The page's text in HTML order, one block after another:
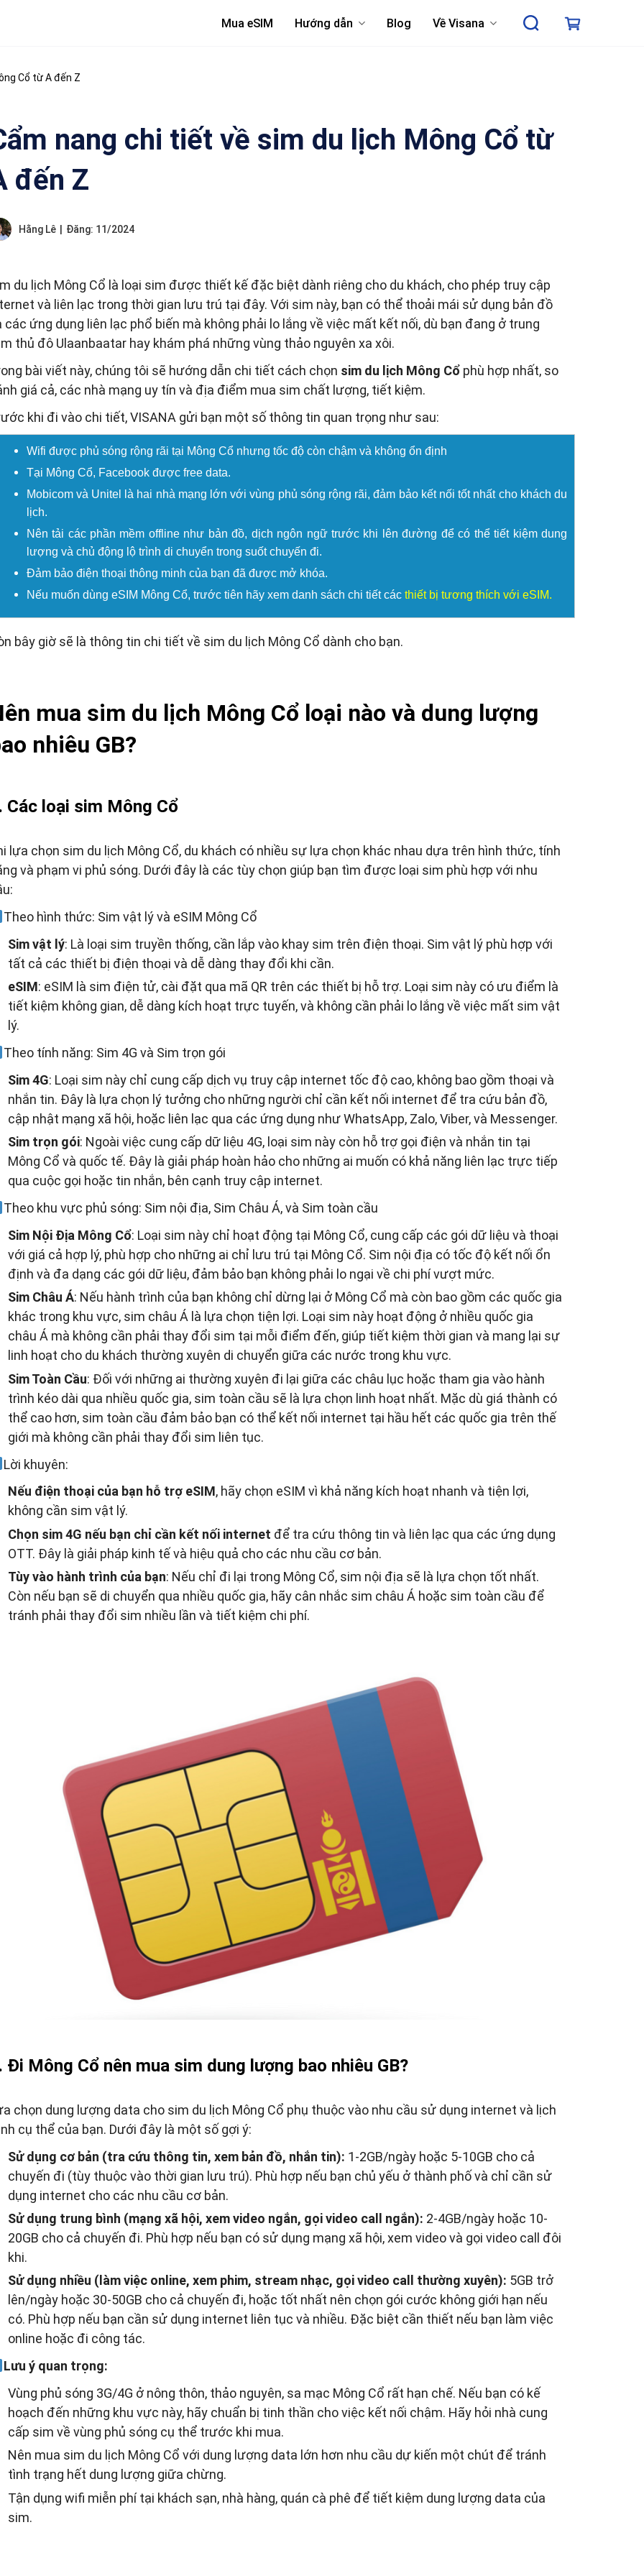
Mua eSIM Hướng dẫn Blog Về Visana
Cổ từ A đến Z
nang chi tiết về sim du lịch Mông Cổ từ
đến Z
Hằng Lê Đăng: 11/2024
du lịch Mông Cổ là loại sim được thiết kế đặc biệt dành riêng cho du khách, cho phép truy cập
và liên lạc trong thời gian lưu trú tại đây. Với sim này, bạn có thể thoải mái sử dụng bản đồ
các ứng dụng liên lạc phổ biến mà không phải lo lắng về việc mất kết nối, dù bạn đang ở trung
thủ đô Ulaanbaatar hay khám phá những vùng thảo nguyên xa xôi.
bài viết này, chúng tôi sẽ hướng dẫn chi tiết cách chọn sim du lịch Mông Cổ phù hợp nhất, so
giá cả, các nhà mạng uy tín và địa điểm mua sim chất lượng, tiết kiệm.
khi đi vào chi tiết, VISANA gửi bạn một số thông tin quan trọng như sau:
Wifi được phủ sóng rộng rãi tại Mông Cổ nhưng tốc độ còn chậm và không ổn định
Tại Mông Cổ, Facebook được free data.
Mobicom và Unitel là hai nhà mạng lớn với vùng phủ sóng rộng rãi, đảm bảo kết nối tốt nhất cho khách du
lịch.
Nên tải các phần mềm offline như bản đồ, dịch ngôn ngữ trước khi lên đường để có thể tiết kiệm dung
lượng và chủ động lộ trình di chuyển trong suốt chuyến đi.
Đảm bảo điện thoại thông minh của bạn đã được mở khóa.
Nếu muốn dùng eSIM Mông Cổ, trước tiên hãy xem danh sách chi tiết các thiết bị tương thích với eSIM.
bây giờ sẽ là thông tin chi tiết về sim du lịch Mông Cổ dành cho bạn.
mua sim du lịch Mông Cổ loại nào và dung lượng
nhiêu GB?
Các loại sim Mông Cổ
lựa chọn sim du lịch Mông Cổ, du khách có nhiều sự lựa chọn khác nhau dựa trên hình thức, tính
và phạm vi phủ sóng. Dưới đây là các tùy chọn giúp bạn tìm được loại sim phù hợp với nhu
Theo hình thức: Sim vật lý và eSIM Mông Cổ
Sim vật lý: Là loại sim truyền thống, cần lắp vào khay sim trên điện thoại. Sim vật lý phù hợp với
tất cả các thiết bị điện thoại và dễ dàng thay đổi khi cần.
eSIM: eSIM là sim điện tử, cài đặt qua mã QR trên các thiết bị hỗ trợ. Loại sim này có ưu điểm là
tiết kiệm không gian, dễ dàng kích hoạt trực tuyến, và không cần phải lo lắng về việc mất sim vật
lý.
Theo tính năng: Sim 4G và Sim trọn gói
Sim 4G: Loại sim này chỉ cung cấp dịch vụ truy cập internet tốc độ cao, không bao gồm thoại và
nhắn tin. Đây là lựa chọn lý tưởng cho những người chỉ cần kết nối internet để tra cứu bản đồ,
cập nhật mạng xã hội, hoặc liên lạc qua các ứng dụng như WhatsApp, Zalo, Viber, và Messenger.
Sim trọn gói: Ngoài việc cung cấp dữ liệu 4G, loại sim này còn hỗ trợ gọi điện và nhắn tin tại
Mông Cổ và quốc tế. Đây là giải pháp hoàn hảo cho những ai muốn có khả năng liên lạc trực tiếp
qua cuộc gọi hoặc tin nhắn, bên cạnh truy cập internet.
Theo khu vực phủ sóng: Sim nội địa, Sim Châu Á, và Sim toàn cầu
Sim Nội Địa Mông Cổ: Loại sim này chỉ hoạt động tại Mông Cổ, cung cấp các gói dữ liệu và thoại
với giá cả hợp lý, phù hợp cho những ai chỉ lưu trú tại Mông Cổ. Sim nội địa có tốc độ kết nối ổn
định và đa dạng các gói dữ liệu, đảm bảo bạn không phải lo ngại về chi phí vượt mức.
Sim Châu Á: Nếu hành trình của bạn không chỉ dừng lại ở Mông Cổ mà còn bao gồm các quốc gia
khác trong khu vực, sim châu Á là lựa chọn tiện lợi. Loại sim này hoạt động ở nhiều quốc gia
châu Á mà không cần phải thay đổi sim tại mỗi điểm đến, giúp tiết kiệm thời gian và mang lại sự
linh hoạt cho du khách thường xuyên di chuyển giữa các nước trong khu vực.
Sim Toàn Cầu: Đối với những ai thường xuyên đi lại giữa các châu lục hoặc tham gia vào hành
trình kéo dài qua nhiều quốc gia, sim toàn cầu sẽ là lựa chọn linh hoạt nhất. Mặc dù giá thành có
thể cao hơn, sim toàn cầu đảm bảo bạn có thể kết nối internet tại hầu hết các quốc gia trên thế
giới mà không cần phải thay đổi sim liên tục.
Lời khuyên:
Nếu điện thoại của bạn hỗ trợ eSIM, hãy chọn eSIM vì khả năng kích hoạt nhanh và tiện lợi,
không cần sim vật lý.
Chọn sim 4G nếu bạn chỉ cần kết nối internet để tra cứu thông tin và liên lạc qua các ứng dụng
OTT. Đây là giải pháp kinh tế và hiệu quả cho các nhu cầu cơ bản.
Tùy vào hành trình của bạn: Nếu chỉ đi lại trong Mông Cổ, sim nội địa sẽ là lựa chọn tốt nhất.
Còn nếu bạn sẽ di chuyển qua nhiều quốc gia, hãy cân nhắc sim châu Á hoặc sim toàn cầu để
tránh phải thay đổi sim nhiều lần và tiết kiệm chi phí.
Đi Mông Cổ nên mua sim dung lượng bao nhiêu GB?
chọn dung lượng data cho sim du lịch Mông Cổ phụ thuộc vào nhu cầu sử dụng internet và lịch
cụ thể của bạn. Dưới đây là một số gợi ý:
Sử dụng cơ bản (tra cứu thông tin, xem bản đồ, nhắn tin): 1-2GB/ngày hoặc 5-10GB cho cả
chuyến đi (tùy thuộc vào thời gian lưu trú). Phù hợp nếu bạn chủ yếu ở thành phố và chỉ cần sử
dụng internet cho các nhu cầu cơ bản.
Sử dụng trung bình (mạng xã hội, xem video ngắn, gọi video call ngắn): 2-4GB/ngày hoặc 10-
20GB cho cả chuyến đi. Phù hợp nếu bạn có sử dụng mạng xã hội, xem video và gọi video call đôi
khi.
Sử dụng nhiều (làm việc online, xem phim, stream nhạc, gọi video call thường xuyên): 5GB trở
lên/ngày hoặc 30-50GB cho cả chuyến đi, hoặc tốt nhất nên chọn gói cước không giới hạn nếu
có. Phù hợp nếu bạn cần sử dụng internet liên tục và nhiều. Đặc biệt cần thiết nếu bạn làm việc
online hoặc đi công tác.
Lưu ý quan trọng:
Vùng phủ sóng 3G/4G ở nông thôn, thảo nguyên, sa mạc Mông Cổ rất hạn chế. Nếu bạn có kế
hoạch đến những khu vực này, hãy chuẩn bị tinh thần cho việc kết nối chậm. Hãy hỏi nhà cung
cấp sim về vùng phủ sóng cụ thể trước khi mua.
Nên mua sim du lịch Mông Cổ với dung lượng data lớn hơn nhu cầu dự kiến một chút để tránh
tình trạng hết dung lượng giữa chừng.
Tận dụng wifi miễn phí tại khách sạn, nhà hàng, quán cà phê để tiết kiệm dung lượng data của
sim.